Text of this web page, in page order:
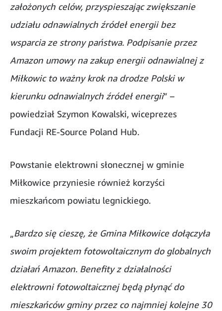
założonych celów, przyspieszając zwiększanie
udziału odnawialnych źródeł energii bez
wsparcia ze strony państwa. Podpisanie przez
Amazon umowy na zakup energii odnawialnej z
Miłkowic to ważny krok na drodze Polski w
kierunku odnawialnych źródeł energii” –
powiedział Szymon Kowalski, wiceprezes
Fundacji RE-Source Poland Hub.
Powstanie elektrowni słonecznej w gminie
Miłkowice przyniesie również korzyści
mieszkańcom powiatu legnickiego.
„Bardzo się cieszę, że Gmina Miłkowice dołączyła
swoim projektem fotowoltaicznym do globalnych
działań Amazon. Benefity z działalności
elektrowni fotowoltaicznej będą płynąć do
mieszkańców gminy przez co najmniej kolejne 30